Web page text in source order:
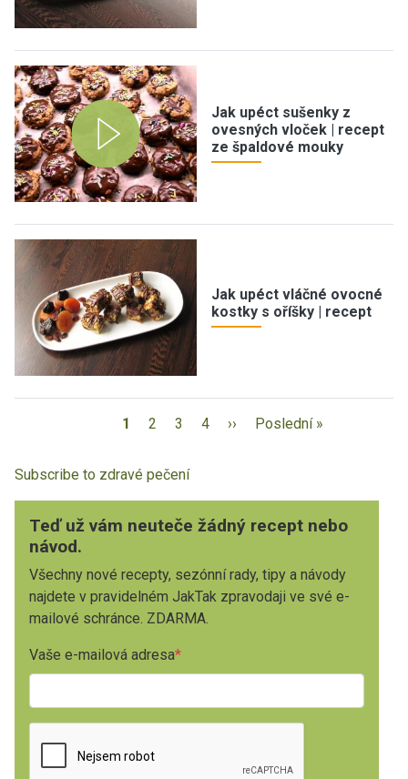
Jak upéct sušenky z
ovesných vloček | recept
ze špaldové mouky
Jak upéct vláčné ovocné
kostky s oříšky | recept
1 2 3 4 ›› Poslední »
Subscribe to zdravé pečení
Teď už vám neuteče žádný recept nebo
návod.
Všechny nové recepty, sezónní rady, tipy a návody
najdete v pravidelném JakTak zpravodaji ve své e-
mailové schránce. ZDARMA.
Vaše e-mailová adresa